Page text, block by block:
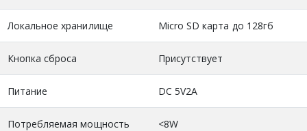
Локальное хранилище Micro SD карта до 128гб
Кнопка сброса Присутствует
Питание DC 5V2A
Потребляемая мощность <8W